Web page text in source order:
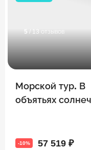
5 / 13 отзывов
Морской тур. В
объятьях
-10% 57 519 ₽